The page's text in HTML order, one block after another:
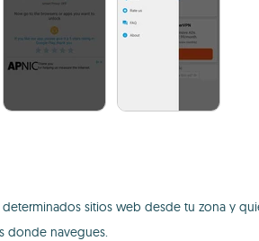
sitios web desde tu zona y
donde navegues.